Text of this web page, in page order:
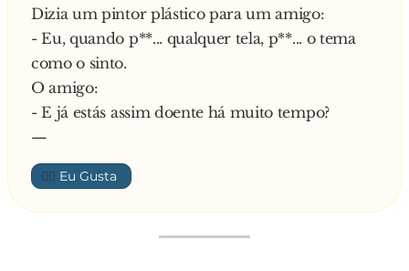
Dizia um pintor plástico para um amigo:
- Eu, quando p**... qualquer tela, p**... o tema
como o sinto.
O amigo:
- E já estás assim doente há muito tempo?
—
👍🏼